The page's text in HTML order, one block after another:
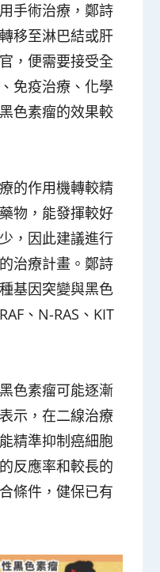
手術治療，鄭詩
移至淋巴結或肝
，便需要接受全
免疫治療、化學
色素瘤的效果較
的作用機轉較精
物，能發揮較好
，因此建議進行
治療計畫。鄭詩
基因突變與黑色
、N-RAS、KIT
色素瘤可能逐漸
示，在二線治療
精準抑制癌細胞
反應率和較長的
條件，健保已有